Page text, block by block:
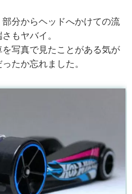
分からヘッドへかけての流
もヤバイ。
写真で見たことがある気が
たか忘れました。